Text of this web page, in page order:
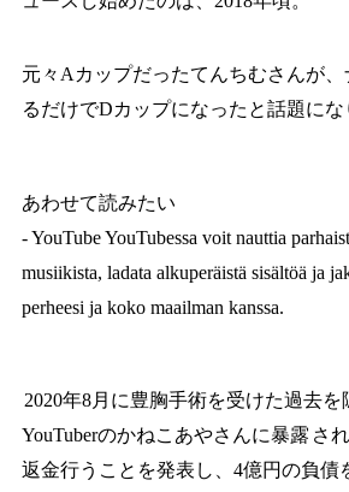
元々Aカップだったてんちむさんが
るだけでDカップになったと話題にな
あわせて読みたい
- YouTubeYouTubessa voit nauttia
musiikista, ladata alkuperäistä sisältöä ja
perheesi ja koko maailman kanssa.
2020年8月に豊胸手術を受けた過去
YouTuberのかねこあやさんに暴露 さ
返金行うことを発表し、4億円の負債